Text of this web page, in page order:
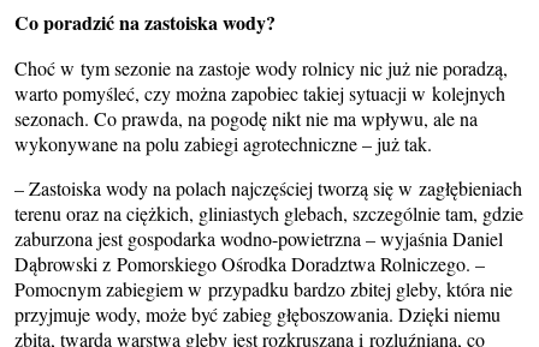
Co poradzić na zastoiska wody?
Choć w tym sezonie na zastoje wody rolnicy nic już nie poradzą,
warto pomyśleć, czy można zapobiec takiej sytuacji w kolejnych
sezonach. Co prawda, na pogodę nikt nie ma wpływu, ale na
wykonywane na polu zabiegi agrotechniczne – już tak.
– Zastoiska wody na polach najczęściej tworzą się w zagłębieniach
terenu oraz na ciężkich, gliniastych glebach, szczególnie tam, gdzie
zaburzona jest gospodarka wodno-powietrzna – wyjaśnia Daniel
Dąbrowski z Pomorskiego Ośrodka Doradztwa Rolniczego. –
Pomocnym zabiegiem w przypadku bardzo zbitej gleby, która nie
przyjmuje wody, może być zabieg głęboszowania. Dzięki niemu
zbita, twarda warstwa gleby jest rozkruszana i rozluźniana, co